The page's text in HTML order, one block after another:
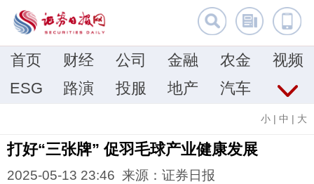
首页 财经 公司 金融 农金
视频
ESG
路演 投服 地产 汽车
小 | 中 | 大
打好“三张牌” 促羽毛球产业健康发展
2025-05-13 23:46 来源：证券日报